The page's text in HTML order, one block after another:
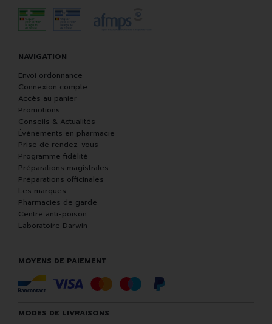
NAVIGATION
Envoi ordonnance
Connexion compte
Accès au panier
Promotions
Conseils & Actualités
Événements en pharmacie
Prise de rendez-vous
Programme fidélité
Préparations magistrales
Préparations officinales
Les marques
Pharmacies de garde
Centre anti-poison
Laboratoire Darwin
MOYENS DE PAIEMENT
MODES DE LIVRAISONS